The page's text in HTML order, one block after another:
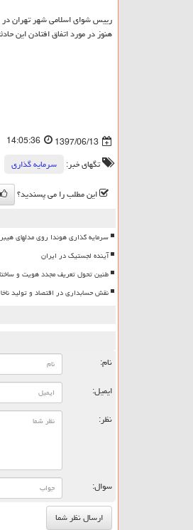
رییس شوای اسلامی شهر تهران در
هنوز در مورد اتفاق افتادن این
1397/06/13
14:05:36
تگهای خبر:
سرمایه گذاری
این مطلب را می پسندید؟
سرمایه گذاری هوندا روی مدلهای
آینده لجستیک در ایران
طنین تحول تعریف مجدد هویت و ساختار
نقش حسابداری در اقتصاد و تولید
نام:
ایمیل:
نظر:
سوال: